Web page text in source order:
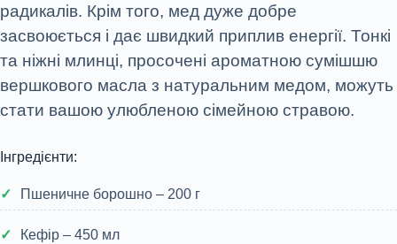
радикалів. Крім того, мед дуже добре
засвоюється і дає швидкий приплив енергії. Тонкі
та ніжні млинці, просочені ароматною сумішшю
вершкового масла з натуральним медом, можуть
стати вашою улюбленою сімейною стравою.
Інгредієнти:
Пшеничне борошно – 200 г
Кефір – 450 мл